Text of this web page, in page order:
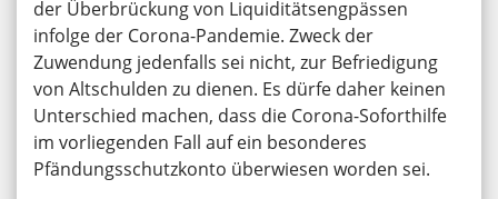
der Überbrückung von Liquiditätsengpässen
infolge der Corona-Pandemie. Zweck der
Zuwendung jedenfalls sei nicht, zur Befriedigung
von Altschulden zu dienen. Es dürfe daher keinen
Unterschied machen, dass die Corona-Soforthilfe
im vorliegenden Fall auf ein besonderes
Pfändungsschutzkonto überwiesen worden sei.